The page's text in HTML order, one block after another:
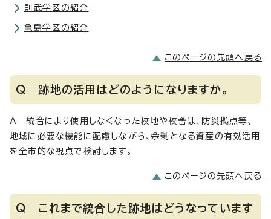
則武学区の紹介
亀島学区の紹介
このページの先頭へ戻る
Q 跡地の活用はどのようになりますか。
A 統合により使用しなくなった校地や校舎は、防災拠点等、
地域に必要な機能に配慮しながら、余剰となる資産の有効活用
を全市的な視点で検討します。
このページの先頭へ戻る
Q これまで統合した跡地はどうなっています